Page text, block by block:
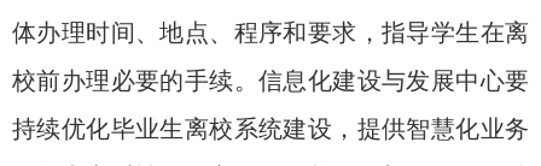
体办理时间、地点、程序和要求，指导学生在离
校前办理必要的手续。信息化建设与发展中心要
持续优化毕业生离校系统建设，提供智慧化业务